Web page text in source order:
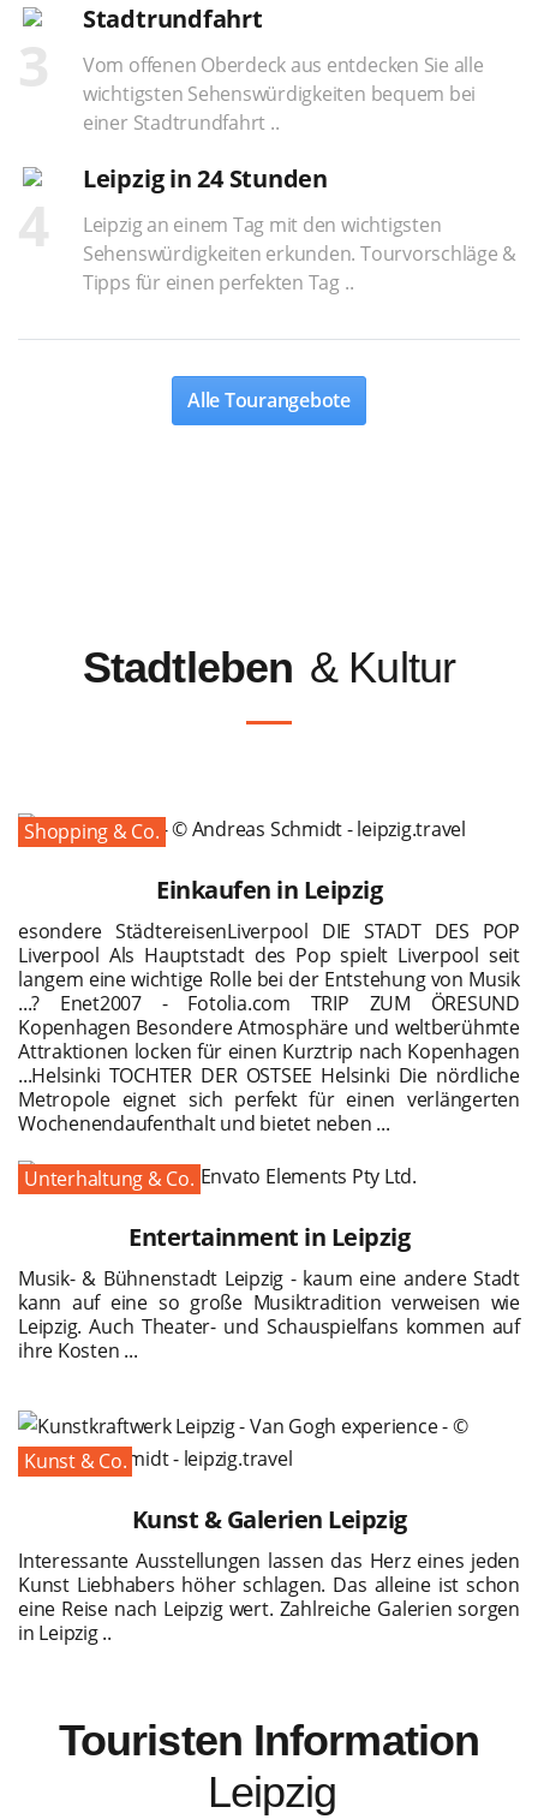
3
Stadtrundfahrt
Vom offenen Oberdeck aus entdecken Sie alle
wichtigsten Sehenswürdigkeiten bequem bei
einer Stadtrundfahrt ..
4
Leipzig in 24 Stunden
Leipzig an einem Tag mit den wichtigsten
Sehenswürdigkeiten erkunden. Tourvorschläge &
Tipps für einen perfekten Tag ..
Alle Tourangebote
Stadtleben & Kultur
Shopping & Co.
Einkaufen in Leipzig
esondere StädtereisenLiverpool DIE STADT DES POP
Liverpool Als Hauptstadt des Pop spielt Liverpool seit
langem eine wichtige Rolle bei der Entstehung von Musik
...? Enet2007 - Fotolia.com TRIP ZUM ÖRESUND
Kopenhagen Besondere Atmosphäre und weltberühmte
Attraktionen locken für einen Kurztrip nach Kopenhagen
...Helsinki TOCHTER DER OSTSEE Helsinki Die nördliche
Metropole eignet sich perfekt für einen verlängerten
Wochenendaufenthalt und bietet neben ...
Unterhaltung & Co.
Entertainment in Leipzig
Musik- & Bühnenstadt Leipzig - kaum eine andere Stadt
kann auf eine so große Musiktradition verweisen wie
Leipzig. Auch Theater- und Schauspielfans kommen auf
ihre Kosten ...
Kunst & Co.
Kunst & Galerien Leipzig
Interessante Ausstellungen lassen das Herz eines jeden
Kunst Liebhabers höher schlagen. Das alleine ist schon
eine Reise nach Leipzig wert. Zahlreiche Galerien sorgen
in Leipzig ..
Touristen Information
Leipzig